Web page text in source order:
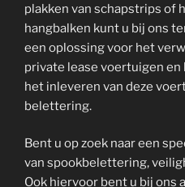
plakken van schapstrips of
hangbalken kunt u bij ons
een oplossing voor het
private lease voertuigen en
het inleveren van deze
belettering.
Bent u op zoek naar een
van spookbelettering,
Ook hiervoor bent u bij ons